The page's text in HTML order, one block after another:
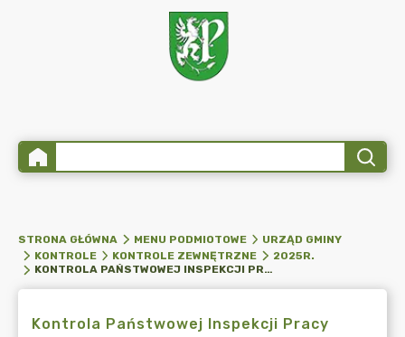
STRONA GŁÓWNA MENU PODMIOTOWE
URZĄD GMINY
KONTROLE
KONTROLE ZEWNĘTRZNE
2025R.
KONTROLA PAŃSTWOWEJ INSPEKCJI PRACY
Kontrola Państwowej Inspekcji Pracy